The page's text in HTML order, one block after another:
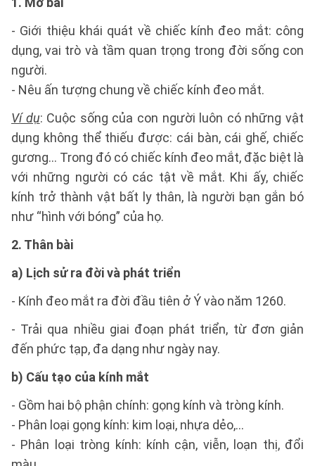
- Giới thiệu khái quát về chiếc kính đeo mắt: công
dụng, vai trò và tầm quan trọng trong đời sống con
người.
- Nêu ấn tượng chung về chiếc kính đeo mắt.
Ví dụ: Cuộc sống của con người luôn có những vật
dụng không thể thiếu được: cái bàn, cái ghế, chiếc
gương… Trong đó có chiếc kính đeo mắt, đặc biệt là
với những người có các tật về mắt. Khi ấy, chiếc
kính trở thành vật bất ly thân, là người bạn gắn bó
như “hình với bóng” của họ.
2. Thân bài
a) Lịch sử ra đời và phát triển
- Kính đeo mắt ra đời đầu tiên ở Ý vào năm 1260.
- Trải qua nhiều giai đoạn phát triển, từ đơn giản
đến phức tạp, đa dạng như ngày nay.
b) Cấu tạo của kính mắt
- Gồm hai bộ phận chính: gọng kính và tròng kính.
- Phân loại gọng kính: kim loại, nhựa dẻo,...
- Phân loại tròng kính: kính cận, viễn, loạn thị, đổi